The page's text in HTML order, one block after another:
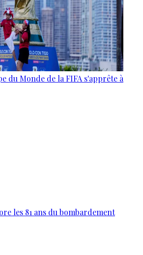
du Monde de la FIFA s'apprête à
les 81 ans du bombardement